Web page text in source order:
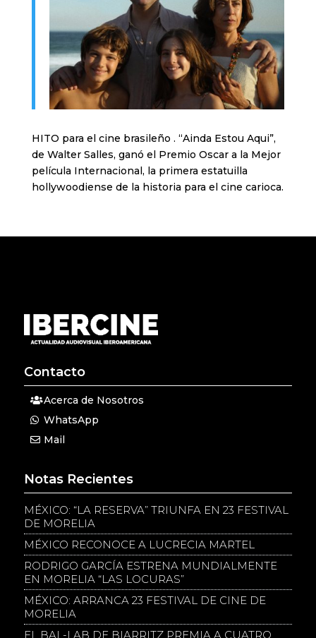
HITO para el cine brasileño . “Ainda Estou Aqui”,
de Walter Salles, ganó el Premio Oscar a la Mejor
película Internacional, la primera estatuilla
hollywoodiense de la historia para el cine carioca.
Contacto
Acerca de Nosotros
WhatsApp
Mail
Notas Recientes
MÉXICO: “LA RESERVA” TRIUNFA EN 23 FESTIVAL
DE MORELIA
MÉXICO RECONOCE A LUCRECIA MARTEL
RODRIGO GARCÍA ESTRENA MUNDIALMENTE
EN MORELIA “LAS LOCURAS”
MÉXICO: ARRANCA 23 FESTIVAL DE CINE DE
MORELIA
EL BAL-LAB DE BIARRITZ PREMIA A CUATRO